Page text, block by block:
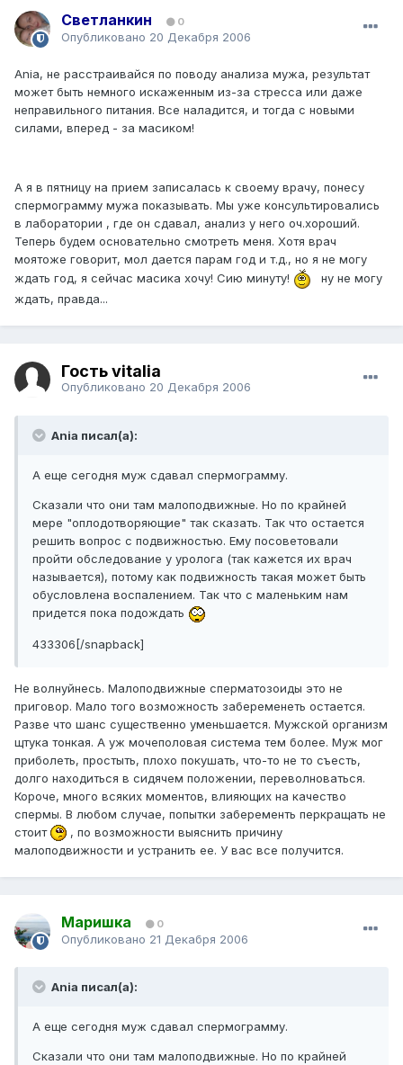
Светланкин 0
Опубликовано 20 Декабря 2006
Ania, не расстраивайся по поводу анализа мужа, результат
может быть немного искаженным из-за стресса или даже
неправильного питания. Все наладится, и тогда с новыми
силами, вперед - за масиком!
А я в пятницу на прием записалась к своему врачу, понесу
спермограмму мужа показывать. Мы уже консультировались
в лаборатории , где он сдавал, анализ у него оч.хороший.
Теперь будем основательно смотреть меня. Хотя врач
моятоже говорит, мол дается парам год и т.д., но я не могу
ждать год, я сейчас масика хочу! Сию минуту!
ну не могу
ждать, правда...
Гость vitalia
Опубликовано 20 Декабря 2006
Ania писал(а):
А еще сегодня муж сдавал спермограмму.
Сказали что они там малоподвижные. Но по крайней
мере "оплодотворяющие" так сказать. Так что остается
решить вопрос с подвижностью. Ему посоветовали
пройти обследование у уролога (так кажется их врач
называется), потому как подвижность такая может быть
обусловлена воспалением. Так что с маленьким нам
придется пока подождать
433306[/snapback]
Не волнуйнесь. Малоподвижные сперматозоиды это не
приговор. Мало того возможность забеременеть остается.
Разве что шанс существенно уменьшается. Мужской организм
щтука тонкая. А уж мочеполовая система тем более. Муж мог
приболеть, простыть, плохо покушать, что-то не то съесть,
долго находиться в сидячем положении, переволноваться.
Короче, много всяких моментов, влияющих на качество
спермы. В любом случае, попытки заберементь перкращать не
стоит
, по возможности выяснить причину
малоподвижности и устранить ее. У вас все получится.
Маришка 0
Опубликовано 21 Декабря 2006
Ania писал(а):
А еще сегодня муж сдавал спермограмму.
Сказали что они там малоподвижные. Но по крайней